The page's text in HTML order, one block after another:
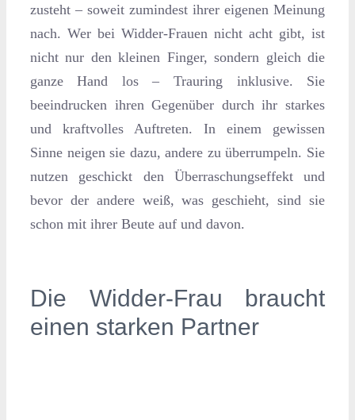
zusteht – soweit zumindest ihrer eigenen Meinung
nach. Wer bei Widder-Frauen nicht acht gibt, ist
nicht nur den kleinen Finger, sondern gleich die
ganze Hand los – Trauring inklusive. Sie
beeindrucken ihren Gegenüber durch ihr starkes
und kraftvolles Auftreten. In einem gewissen
Sinne neigen sie dazu, andere zu überrumpeln. Sie
nutzen geschickt den Überraschungseffekt und
bevor der andere weiß, was geschieht, sind sie
schon mit ihrer Beute auf und davon.
Die Widder-Frau braucht
einen starken Partner